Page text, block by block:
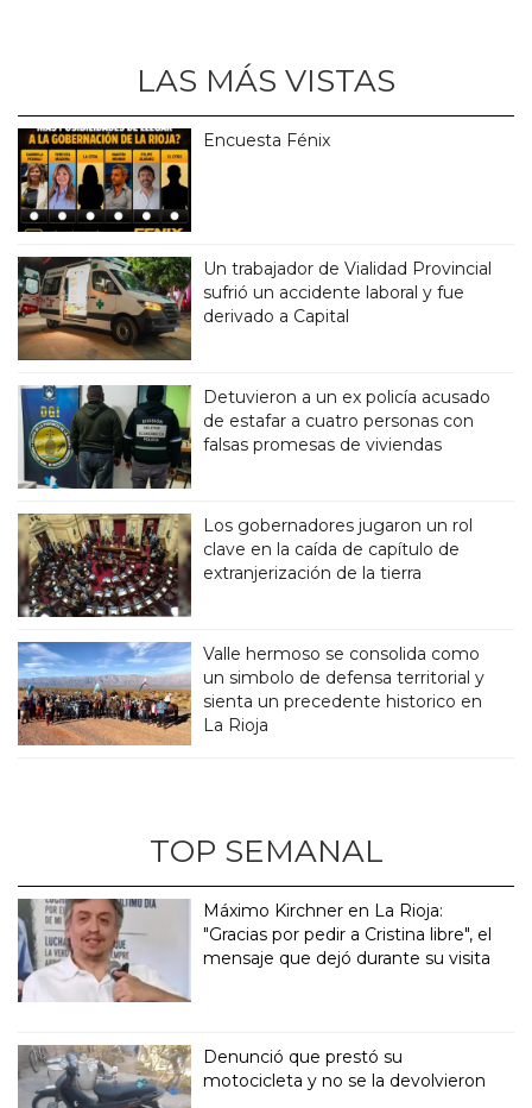
LAS MÁS VISTAS
Encuesta Fénix
Un trabajador de Vialidad Provincial
sufrió un accidente laboral y fue
derivado a Capital
Detuvieron a un ex policía acusado
de estafar a cuatro personas con
falsas promesas de viviendas
Los gobernadores jugaron un rol
clave en la caída de capítulo de
extranjerización de la tierra
Valle hermoso se consolida como
un simbolo de defensa territorial y
sienta un precedente historico en
La Rioja
TOP SEMANAL
Máximo Kirchner en La Rioja:
"Gracias por pedir a Cristina libre", el
mensaje que dejó durante su visita
Denunció que prestó su
motocicleta y no se la devolvieron